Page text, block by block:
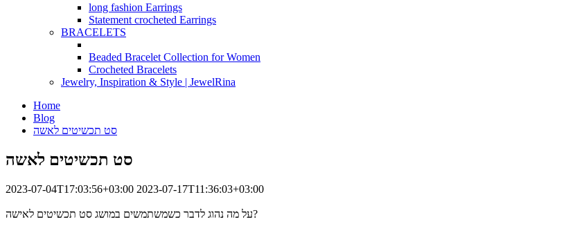
long fashion Earrings
Statement crocheted Earrings
BRACELETS
Beaded Bracelet Collection for Women
Crocheted Bracelets
Jewelry, Inspiration & Style | JewelRina
Home
Blog
סט תכשיטים לאשה
סט תכשיטים לאשה
2023-07-04T17:03:56+03:00 2023-07-17T11:36:03+03:00
על מה נהוג לדבר כשמשתמשים במושג סט תכשיטים לאישה?